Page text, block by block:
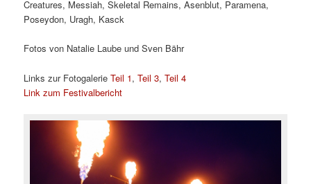
Creatures, Messiah, Skeletal Remains, Asenblut, Paramena,
Poseydon, Uragh, Kasck
Fotos von Natalie Laube und Sven Bähr
Links zur FotogalerieTeil 1,Teil 3,Teil 4
Link zum Festivalbericht